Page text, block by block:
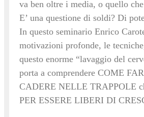
va ben oltre i media, o quello che
E’ una questione di soldi? Di
In questo seminario Enrico
motivazioni profonde, le
questo enorme “lavaggio del
porta a comprendere COME
CADERE NELLE TRAPPOLE
PER ESSERE LIBERI DI